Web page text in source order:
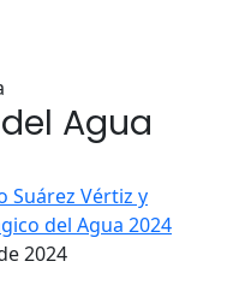
Agua
2024